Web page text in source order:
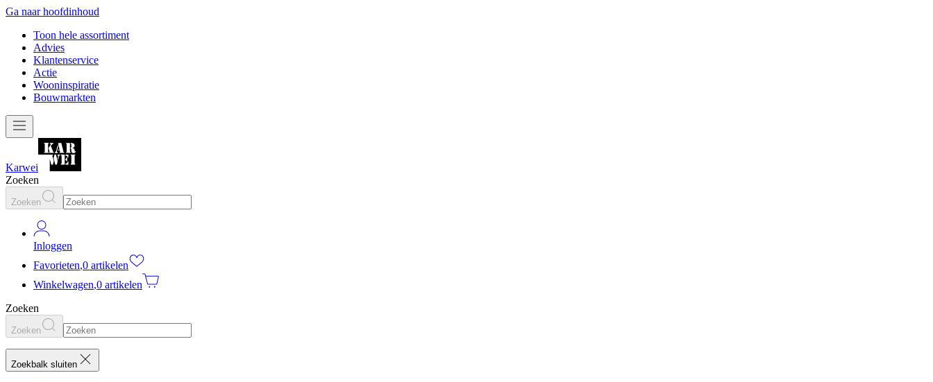
Ga naar hoofdinhoud
Toon hele assortiment
Advies
Klantenservice
Actie
Wooninspiratie
Bouwmarkten
Karwei
Zoeken
Zoeken
Inloggen
Favorieten,0 artikelen
Winkelwagen,0 artikelen
Zoeken
Zoeken
Zoekbalk sluiten